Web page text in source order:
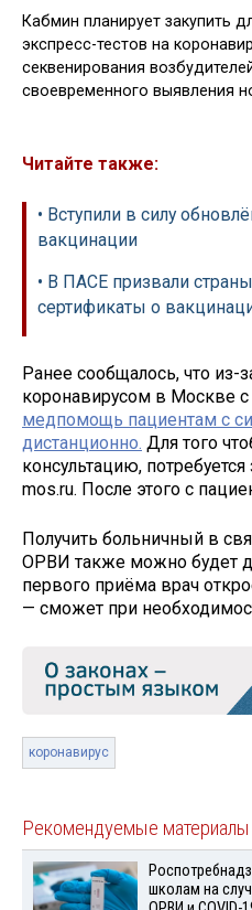
Кабмин планирует закупить
экспресс-тестов на
секвенирования
своевременного выявления
Читайте также:
• Вступили в силу
вакцинации
• В ПАСЕ призвали
сертификаты о
Ранее сообщалось, что из-
коронавирусом в Москве с
медпомощь пациентам с
дистанционно. Для того
консультацию,
mos.ru. После этого с
Получить больничный в
ОРВИ также можно будет
первого приёма врач
— сможет при
коронавирус
Рекомендуемые материалы
школам на